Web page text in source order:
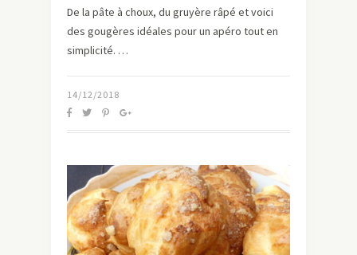
De la pâte à choux, du gruyère râpé et voici
des gougères idéales pour un apéro tout en
simplicité. …
14/12/2018